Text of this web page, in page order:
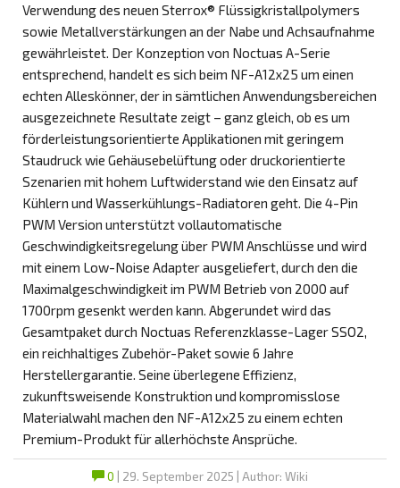
Verwendung des neuen Sterrox® Flüssigkristallpolymers
sowie Metallverstärkungen an der Nabe und Achsaufnahme
gewährleistet. Der Konzeption von Noctuas A-Serie
entsprechend, handelt es sich beim NF-A12x25 um einen
echten Alleskönner, der in sämtlichen Anwendungsbereichen
ausgezeichnete Resultate zeigt – ganz gleich, ob es um
förderleistungsorientierte Applikationen mit geringem
Staudruck wie Gehäusebelüftung oder druckorientierte
Szenarien mit hohem Luftwiderstand wie den Einsatz auf
Kühlern und Wasserkühlungs-Radiatoren geht. Die 4-Pin
PWM Version unterstützt vollautomatische
Geschwindigkeitsregelung über PWM Anschlüsse und wird
mit einem Low-Noise Adapter ausgeliefert, durch den die
Maximalgeschwindigkeit im PWM Betrieb von 2000 auf
1700rpm gesenkt werden kann. Abgerundet wird das
Gesamtpaket durch Noctuas Referenzklasse-Lager SSO2,
ein reichhaltiges Zubehör-Paket sowie 6 Jahre
Herstellergarantie. Seine überlegene Effizienz,
zukunftsweisende Konstruktion und kompromisslose
Materialwahl machen den NF-A12x25 zu einem echten
Premium-Produkt für allerhöchste Ansprüche.
0 | 29. September 2025 | Author: Wiki